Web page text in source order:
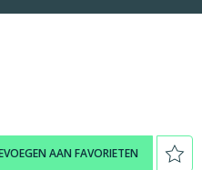
AAN FAVORIETEN